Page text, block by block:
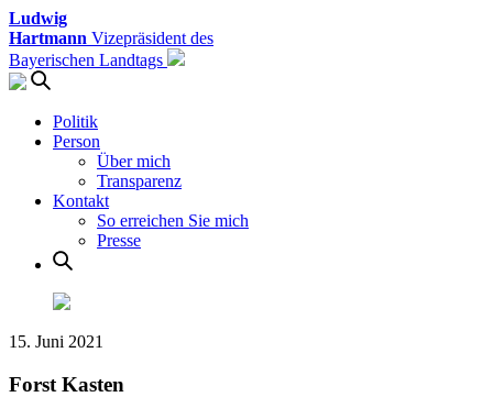
Ludwig
Hartmann Vizepräsident des
Bayerischen Landtags
Politik
Person
Über mich
Transparenz
Kontakt
So erreichen Sie mich
Presse
15. Juni 2021
Forst Kasten